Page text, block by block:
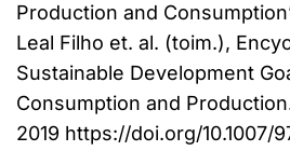
Production and
Leal Filho et. al. (toim.),
Sustainable Development
Consumption and
2019 https://doi.org/10.1007/